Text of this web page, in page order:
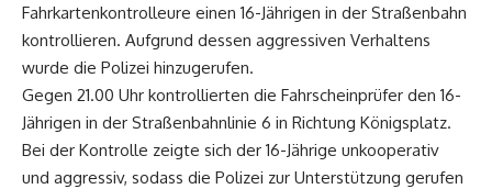
Fahrkartenkontrolleure einen 16-Jährigen in der Straßenbahn
kontrollieren. Aufgrund dessen aggressiven Verhaltens
wurde die Polizei hinzugerufen.
Gegen 21.00 Uhr kontrollierten die Fahrscheinprüfer den 16-
Jährigen in der Straßenbahnlinie 6 in Richtung Königsplatz.
Bei der Kontrolle zeigte sich der 16-Jährige unkooperativ
und aggressiv, sodass die Polizei zur Unterstützung gerufen